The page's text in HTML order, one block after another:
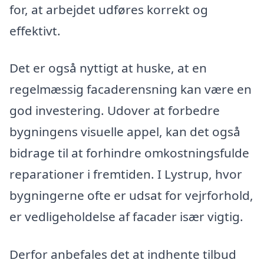
for, at arbejdet udføres korrekt og
effektivt.
Det er også nyttigt at huske, at en
regelmæssig facaderensning kan være en
god investering. Udover at forbedre
bygningens visuelle appel, kan det også
bidrage til at forhindre omkostningsfulde
reparationer i fremtiden. I Lystrup, hvor
bygningerne ofte er udsat for vejrforhold,
er vedligeholdelse af facader især vigtig.
Derfor anbefales det at indhente tilbud